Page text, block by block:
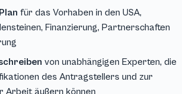
für das Vorhaben in den USA,
Finanzierung, Partnerschaften
von unabhängigen Experten, die
des Antragstellers und zur
Arbeit äußern können